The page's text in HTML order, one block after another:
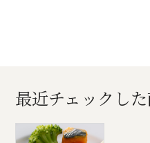
最近チェックし